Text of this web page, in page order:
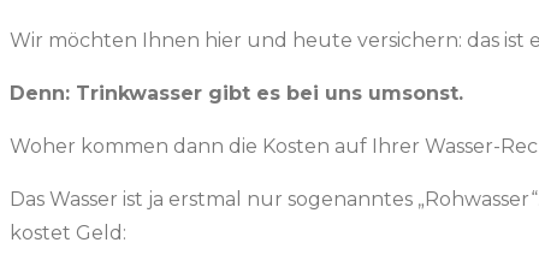
Wir möchten Ihnen hier und heute versichern: das
Denn: Trinkwasser gibt es bei uns umsonst.
Woher kommen dann die Kosten auf Ihrer Wasser-
Das Wasser ist ja erstmal nur sogenanntes
kostet Geld: